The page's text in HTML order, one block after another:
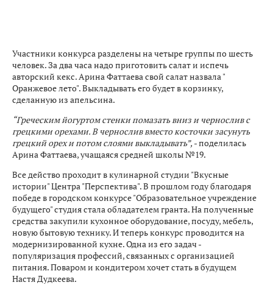
Участники конкурса разделены на четыре группы по шесть
человек. За два часа надо приготовить салат и испечь
авторский кекс. Арина Фаттаева свой салат назвала "
Оранжевое лето". Выкладывать его будет в корзинку,
сделанную из апельсина.
“Греческим йогуртом стенки помазать вниз и чернослив с
грецкими орехами. В чернослив вместо косточки засунуть
грецкий орех и потом слоями выкладывать”, - поделилась
Арина Фаттаева, учащаяся средней школы №19.
Все действо проходит в кулинарной студии "Вкусные
истории" Центра "Перспектива". В прошлом году благодаря
победе в городском конкурсе "Образовательное учреждение
будущего" студия стала обладателем гранта. На полученные
средства закупили кухонное оборудование, посуду, мебель,
новую бытовую технику. И теперь конкурс проводится на
модернизированной кухне. Одна из его задач -
популяризация профессий, связанных с организацией
питания. Поваром и кондитером хочет стать в будущем
Настя Дудкеева.